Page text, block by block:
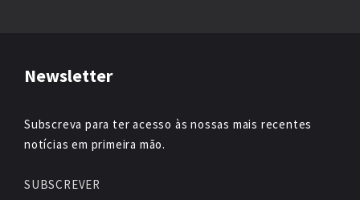
Newsletter
Subscreva para ter acesso às nossas mais recentes
notícias em primeira mão.
SUBSCREVER